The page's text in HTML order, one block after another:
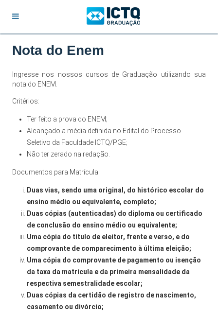
Nota do Enem
Ingresse nos nossos cursos de Graduação utilizando sua
nota do ENEM.
Critérios:
Ter feito a prova do ENEM;
Alcançado a média definida no Edital do Processo
Seletivo da Faculdade ICTQ/PGE;
Não ter zerado na redação.
Documentos para Matrícula:
Duas vias, sendo uma original, do histórico escolar do
ensino médio ou equivalente, completo;
Duas cópias (autenticadas) do diploma ou certificado
de conclusão do ensino médio ou equivalente;
Uma cópia do título de eleitor, frente e verso, e do
comprovante de comparecimento à última eleição;
Uma cópia do comprovante de pagamento ou isenção
da taxa da matrícula e da primeira mensalidade da
respectiva semestralidade escolar;
Duas cópias da certidão de registro de nascimento,
casamento ou divórcio;